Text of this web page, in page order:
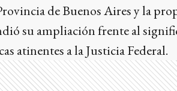
de Buenos Aires y la
su ampliación frente al
atinentes a la Justicia Federal.